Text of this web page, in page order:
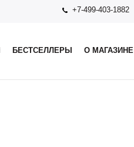
+7-499-403-1882
БЕСТСЕЛЛЕРЫ О МАГАЗИНЕ